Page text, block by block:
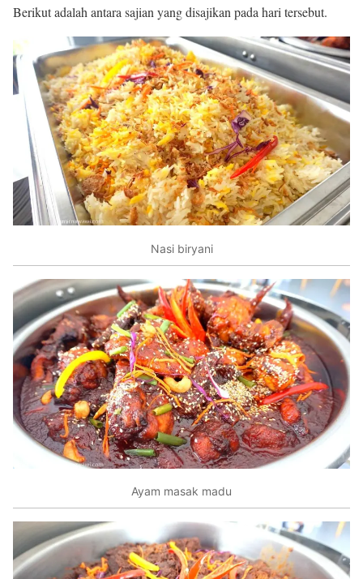
Berikut adalah antara sajian yang disajikan pada hari tersebut.
Nasi biryani
Ayam masak madu